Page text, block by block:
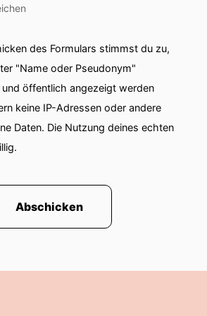
um den Mord an den beiden
Melanie und Karola.
inzwischen vierzig Jahre her
meinen Gast bis heute
neue Erkenntnisse gibt.
das sind?
des Formulars stimmst du zu,
"Name oder Pseudonym"
öffentlich angezeigt werden
keine IP-Adressen oder andere
Daten. Die Nutzung deines echten
Abschicken